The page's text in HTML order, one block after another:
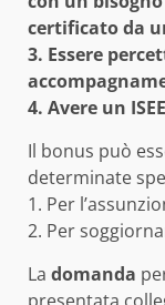
certificato da
3. Essere
4. Avere un
Il bonus può
determinate
1. Per
2. Per
La domanda
presentata